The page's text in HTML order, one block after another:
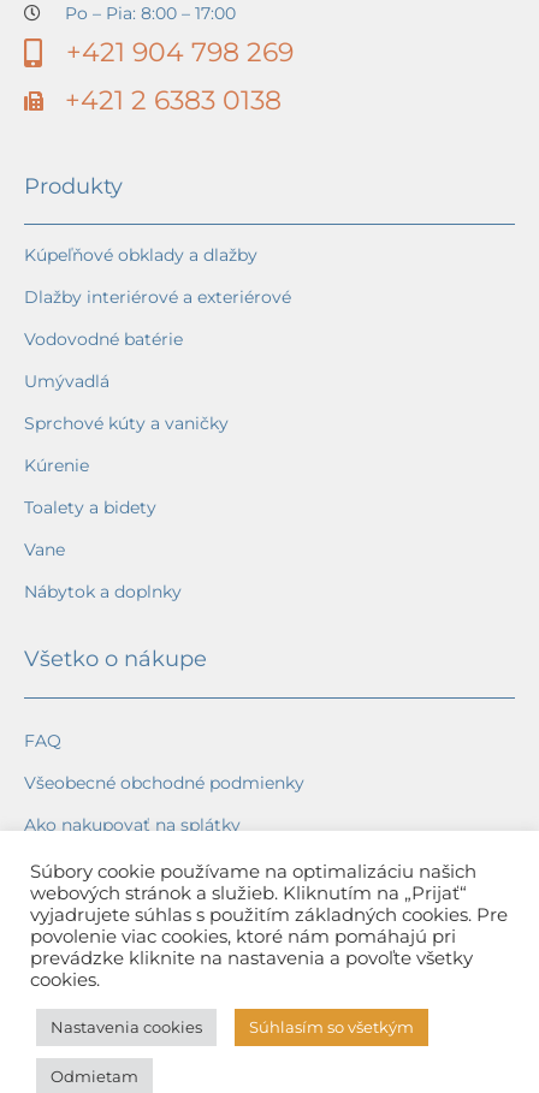
Po – Pia: 8:00 – 17:00
+421 904 798 269
+421 2 6383 0138
Produkty
Kúpeľňové obklady a dlažby
Dlažby interiérové a exteriérové
Vodovodné batérie
Umývadlá
Sprchové kúty a vaničky
Kúrenie
Toalety a bidety
Vane
Nábytok a doplnky
Všetko o nákupe
FAQ
Všeobecné obchodné podmienky
Ako nakupovať na splátky
Ochrana osobných údajov
Reklamačný poriadok
Spôsob a cena dopravy
Spôsob platby
Záruka na tovar
Súbory cookie používame na optimalizáciu našich
webových stránok a služieb. Kliknutím na „Prijať“
vyjadrujete súhlas s použitím základných cookies. Pre
povolenie viac cookies, ktoré nám pomáhajú pri
prevádzke kliknite na nastavenia a povoľte všetky
cookies.
Nastavenia cookies Súhlasím so všetkým
Odmietam